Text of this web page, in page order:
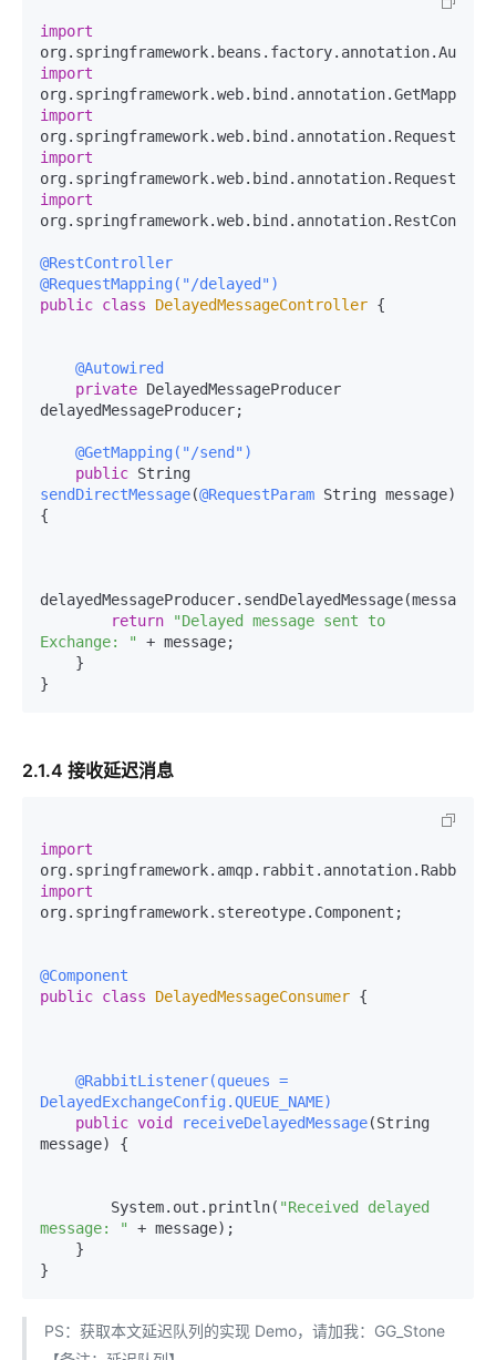
import
import
import
import
import
@RestController
@RequestMapping("/delayed")
public class DelayedMessageController {
@Autowired
private DelayedMessageProducer
delayedMessageProducer;
@GetMapping("/send")
public
sendDirectMessage(@RequestParam String message)
{
delayedMessageProducer.sendDelayedMessage(message);
return
"Delayed message sent to
Exchange: "
+ message;
2.1.4 接收延迟消息
import
import
org.springframework.stereotype.Component;
@Component
public class DelayedMessageConsumer {
@RabbitListener(queues =
DelayedExchangeConfig.QUEUE_NAME)
public void receiveDelayedMessage(String
message)
{
        System.out.println(
"Received delayed
message: "
+ message);
PS：获取本文延迟队列的实现 Demo，请加我：GG_Stone